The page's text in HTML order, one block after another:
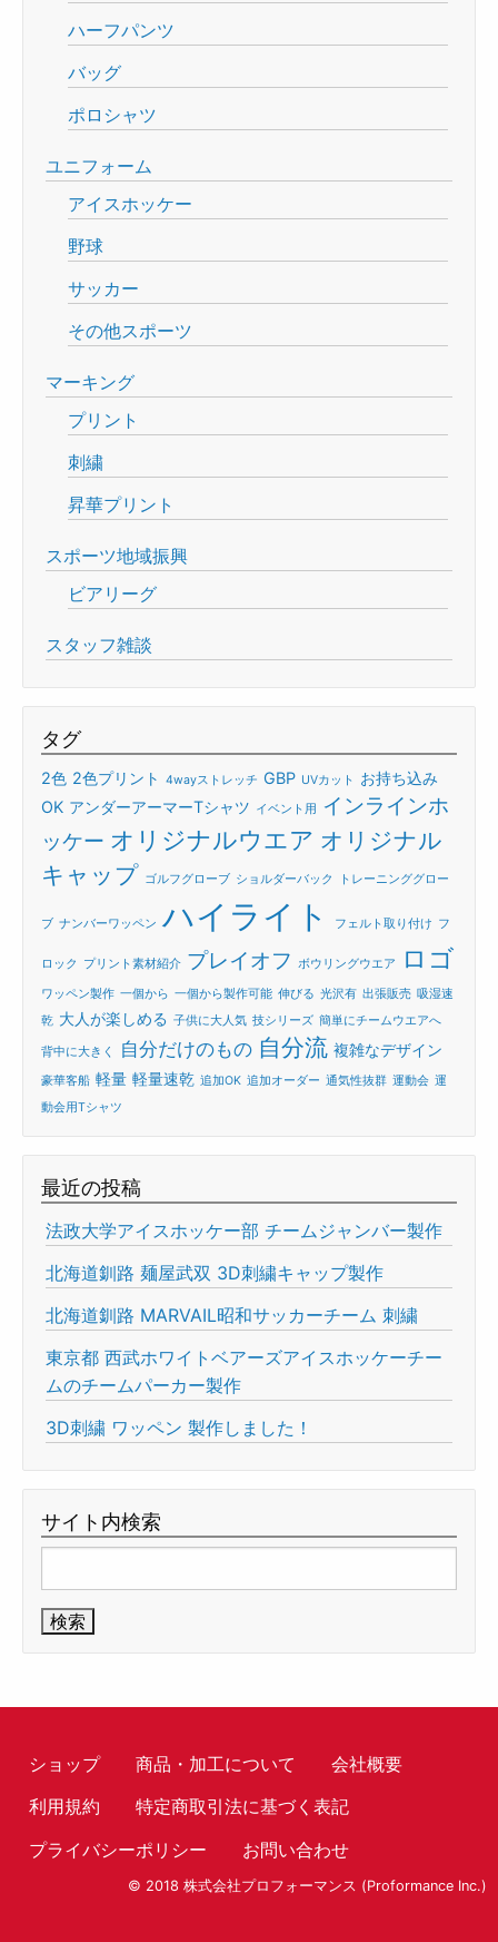
ハーフパンツ
バッグ
ポロシャツ
ユニフォーム
アイスホッケー
野球
サッカー
その他スポーツ
マーキング
プリント
刺繍
昇華プリント
スポーツ地域振興
ビアリーグ
スタッフ雑談
タグ
2色 2色プリント 4wayストレッチ GBP UVカット
お持ち込み
OK アンダーアーマーTシャツ イベント用
インラインホ
ッケー オリジナルウエア オリジナル
キャップ ゴルフグローブ ショルダーバック トレーニンググロー
ブ ナンバーワッペン ハイライト フェルト取り付け フ
ロック プリント素材紹介 プレイオフ ボウリングウエア ロゴ
ワッペン製作 一個から 一個から製作可能 伸びる 光沢有 出張販売 吸湿速
乾 大人が楽しめる 子供に大人気 技シリーズ 簡単にチームウエアへ
背中に大きく 自分だけのもの 自分流 複雑なデザイン
豪華客船 軽量 軽量速乾 追加OK 追加オーダー 通気性抜群 運動会 運
動会用Tシャツ
最近の投稿
法政大学アイスホッケー部 チームジャンバー製作
北海道釧路 麺屋武双 3D刺繍キャップ製作
北海道釧路 MARVAIL昭和サッカーチーム 刺繍
東京都 西武ホワイトベアーズアイスホッケーチー
ムのチームパーカー製作
3D刺繍 ワッペン 製作しました！
サイト内検索
索:
ショップ 商品・加工について
会社概要
利用規約
特定商取引法に基づく表記
プライバシーポリシー
お問い合わせ
© 2018 株式会社プロフォーマンス (Proformance Inc.)